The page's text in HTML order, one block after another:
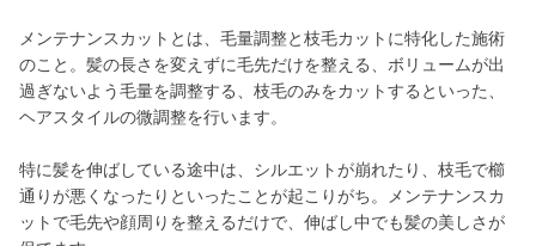
メンテナンスカットとは、毛量調整と枝毛カットに特化した施術
のこと。髪の長さを変えずに毛先だけを整える、ボリュームが出
過ぎないよう毛量を調整する、枝毛のみをカットするといった、
ヘアスタイルの微調整を行います。
特に髪を伸ばしている途中は、シルエットが崩れたり、枝毛で櫛
通りが悪くなったりといったことが起こりがち。メンテナンスカ
ットで毛先や顔周りを整えるだけで、伸ばし中でも髪の美しさが